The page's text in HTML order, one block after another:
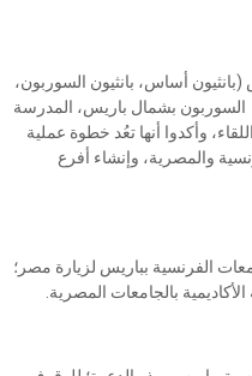
أساس، بانثيون السوربون،
السوربون بشمال باريس، المدرسة
وأكدوا أنها تعُد خطوة عملية
والمصرية، وإنشاء أفرع
الفرنسية بباريس لزيارة مصر؛
بالجامعات المصرية.